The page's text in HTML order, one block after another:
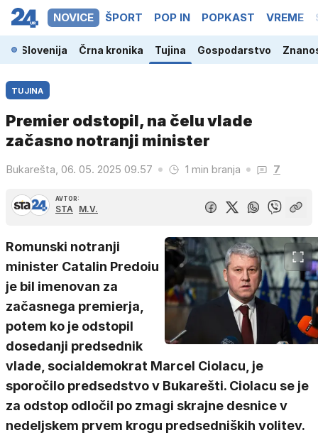
NOVICE ŠPORT POP IN POPKAST VREME
Slovenija Črna kronika Tujina Gospodarstvo
TUJINA
Premier odstopil, na čelu vlade
začasno notranji minister
Bukarešta, 06. 05. 2025 09.57 1 min branja 7
AVTOR:
STA M.V.
Romunski notranji
minister Catalin Predoiu
je bil imenovan za
začasnega premierja,
potem ko je odstopil
dosedanji predsednik
vlade, socialdemokrat Marcel Ciolacu, je
sporočilo predsedstvo v Bukarešti. Ciolacu se je
za odstop odločil po zmagi skrajne desnice v
nedeljskem prvem krogu predsedniških volitev.